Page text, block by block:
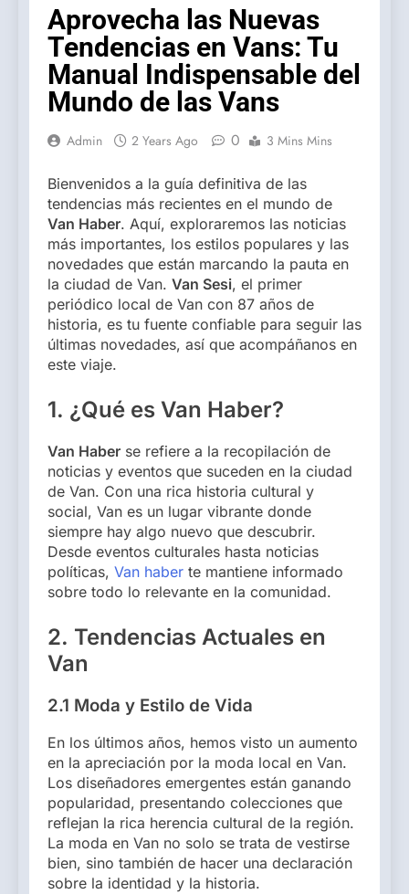
Aprovecha las Nuevas
Tendencias en Vans: Tu
Manual Indispensable del
Mundo de las Vans
Admin 2 Years Ago 0 3 Mins Mins
Bienvenidos a la guía definitiva de las
tendencias más recientes en el mundo de
Van Haber. Aquí, exploraremos las noticias
más importantes, los estilos populares y las
novedades que están marcando la pauta en
la ciudad de Van. Van Sesi, el primer
periódico local de Van con 87 años de
historia, es tu fuente confiable para seguir las
últimas novedades, así que acompáñanos en
este viaje.
1. ¿Qué es Van Haber?
Van Haber se refiere a la recopilación de
noticias y eventos que suceden en la ciudad
de Van. Con una rica historia cultural y
social, Van es un lugar vibrante donde
siempre hay algo nuevo que descubrir.
Desde eventos culturales hasta noticias
políticas, Van haber te mantiene informado
sobre todo lo relevante en la comunidad.
2. Tendencias Actuales en
Van
2.1 Moda y Estilo de Vida
En los últimos años, hemos visto un aumento
en la apreciación por la moda local en Van.
Los diseñadores emergentes están ganando
popularidad, presentando colecciones que
reflejan la rica herencia cultural de la región.
La moda en Van no solo se trata de vestirse
bien, sino también de hacer una declaración
sobre la identidad y la historia.